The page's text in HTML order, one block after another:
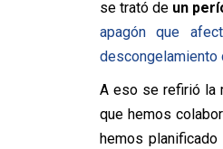
se trató de un
apagón que
descongelamiento
A eso se refirió la
que hemos
hemos